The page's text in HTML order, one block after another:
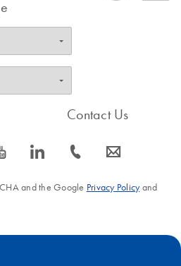
s icon_0066_linkedin-s
Contact Us
icon_0072_phone-s icon_0063_envelope-s
and the Google Privacy Policyand